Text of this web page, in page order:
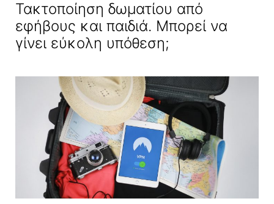
Τακτοποίηση δωματίου από
εφήβους και παιδιά. Μπορεί να
γίνει εύκολη υπόθεση;